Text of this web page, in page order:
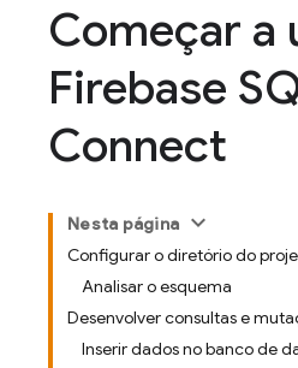
Começar a
Firebase
Connect
Nesta página
Configurar o diretório do
Analisar o esquema
Desenvolver consultas e
Inserir dados no banco de